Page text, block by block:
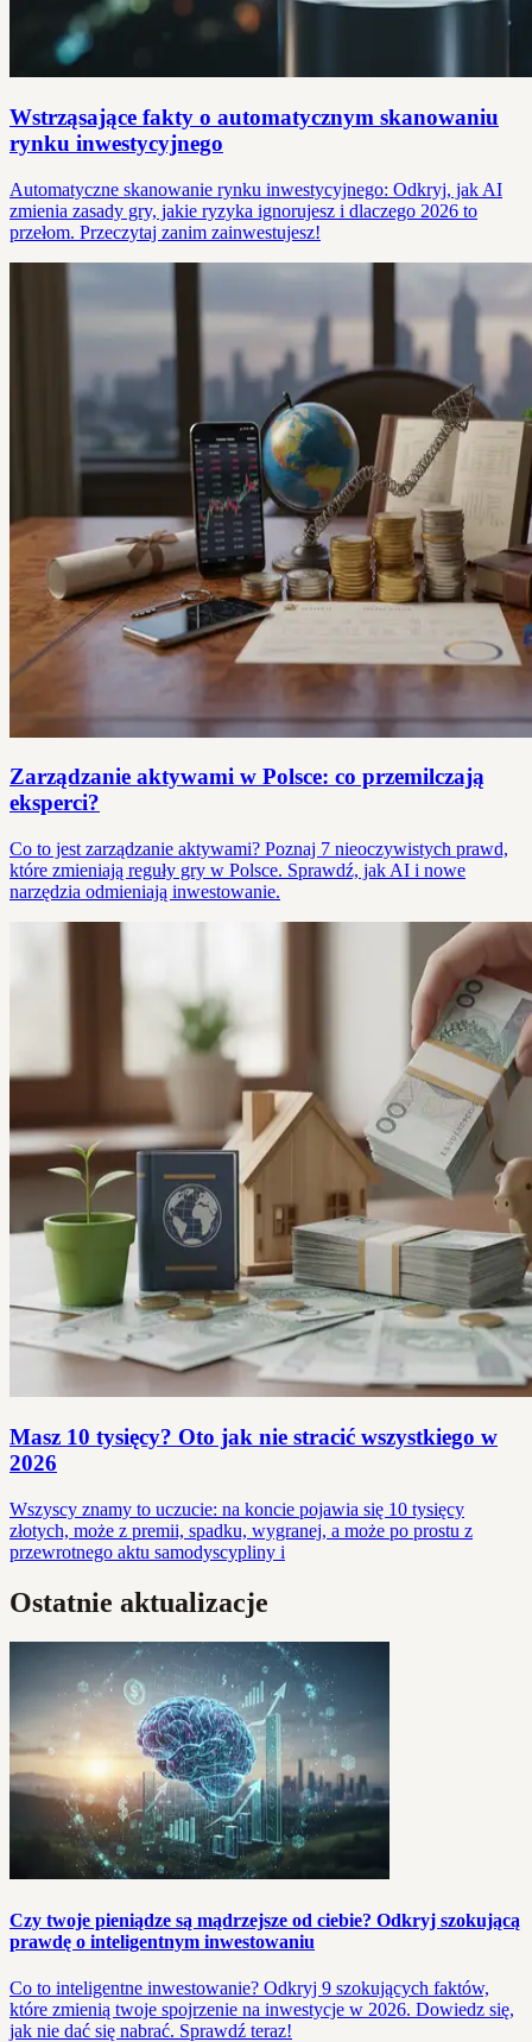
Wstrząsające fakty o automatycznym skanowaniu
rynku inwestycyjnego
Automatyczne skanowanie rynku inwestycyjnego: Odkryj, jak AI
zmienia zasady gry, jakie ryzyka ignorujesz i dlaczego 2026 to
przełom. Przeczytaj zanim zainwestujesz!
Zarządzanie aktywami w Polsce: co przemilczają
eksperci?
Co to jest zarządzanie aktywami? Poznaj 7 nieoczywistych prawd,
które zmieniają reguły gry w Polsce. Sprawdź, jak AI i nowe
narzędzia odmieniają inwestowanie.
Masz 10 tysięcy? Oto jak nie stracić wszystkiego w
2026
Wszyscy znamy to uczucie: na koncie pojawia się 10 tysięcy
złotych, może z premii, spadku, wygranej, a może po prostu z
przewrotnego aktu samodyscypliny i
Ostatnie aktualizacje
Czy twoje pieniądze są mądrzejsze od ciebie? Odkryj szokującą
prawdę o inteligentnym inwestowaniu
Co to inteligentne inwestowanie? Odkryj 9 szokujących faktów,
które zmienią twoje spojrzenie na inwestycje w 2026. Dowiedz się,
jak nie dać się nabrać. Sprawdź teraz!